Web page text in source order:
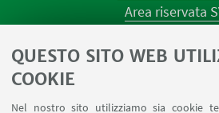
QUESTO SITO WEB
COOKIE
Nel nostro sito utilizziamo sia cookie
Area riservata
Prenotazione spazi e